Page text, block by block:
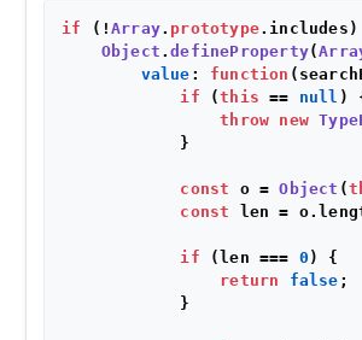
if (!Array. prototype. includes
Object .defineProperty(
value : function (
if (this == null )
throw new
            }
const o = Object (
const len = o.
if (len === 0 ) {
return
false ;
            }